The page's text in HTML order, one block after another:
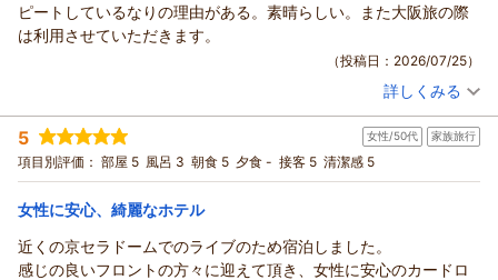
ピートしているなりの理由がある。素晴らしい。また大阪旅の際
は利用させていただきます。
（投稿日：2026/07/25）
投稿者： アクアさん(男性/40代)
宿泊プラン： 【限定セール】［食事なし］利便性バツグンの大正区で快適ス
テイ＜大浴場あり＞
シングル 食事なし
宿泊価格帯： 5,001～6,000円(大人一人あたり/税込)
詳しくみる
5 女性/50代 家族旅行
項目別評価： 部屋 5 風呂 3 朝食 5 夕食 - 接客 5 清潔感 5
女性に安心、綺麗なホテル
近くの京セラドームでのライブのため宿泊しました。
感じの良いフロントの方々に迎えて頂き、女性に安心のカードロ